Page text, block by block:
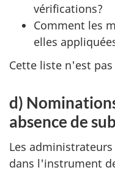
vérifications?
Comment les
elles
Cette liste n'est
d)
absence de
Les
dans l'instrument